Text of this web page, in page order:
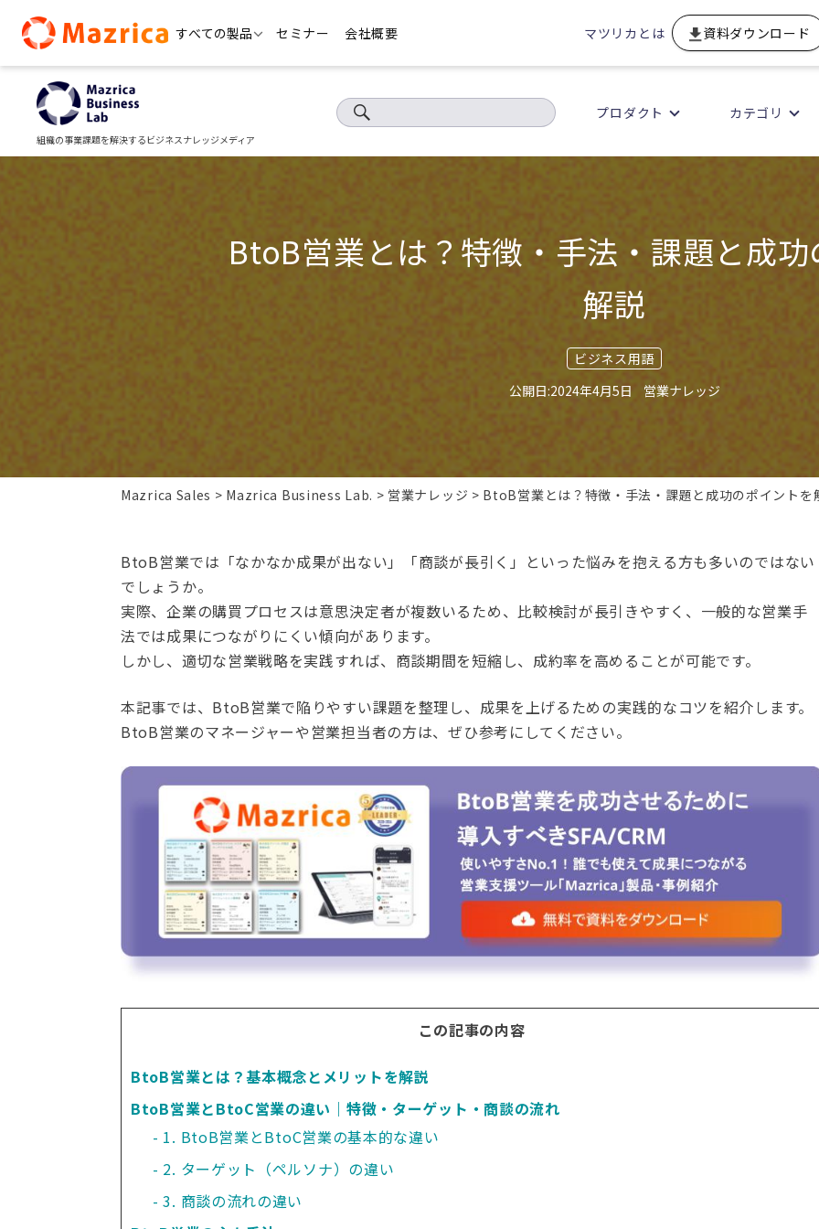
content
すべての製品 セミナー 会社概要 マツリカとは 資料ダウンロード
組織の事業課題を解決するビジネスナレッジメディア
プロダクト カテゴリ
BtoB営業とは？特徴・手法・課題と成
解説
ビジネス用語
2024年4月5日
営業ナレッジ
Mazrica Sales Mazrica Business Lab. 営業ナレッジ BtoB営業とは？特徴・手法・課題と成功のポイントを
BtoB営業では「なかなか成果が出ない」「商談が長引く」といった悩みを抱える方も多いのではない
でしょうか。
実際、企業の購買プロセスは意思決定者が複数いるため、比較検討が長引きやすく、一般的な営業手
法では成果につながりにくい傾向があります。
しかし、適切な営業戦略を実践すれば、商談期間を短縮し、成約率を高めることが可能です。
本記事では、BtoB営業で陥りやすい課題を整理し、成果を上げるための実践的なコツを紹介します。
BtoB営業のマネージャーや営業担当者の方は、ぜひ参考にしてください。
この記事の内容
BtoB営業とは？基本概念とメリットを解説
BtoB営業とBtoC営業の違い｜特徴・ターゲット・商談の流れ
1. BtoB営業とBtoC営業の基本的な違い
2. ターゲット（ペルソナ）の違い
3. 商談の流れの違い